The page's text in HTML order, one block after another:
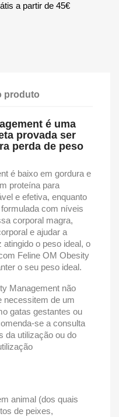
a partir de 45€
produto
é uma
provada ser
perda de peso
é baixo em gordura e
proteína para
e efetiva, enquanto
com níveis
corporal magra,
e ajudar a
o peso ideal, o
Feline OM Obesity
o seu peso ideal.
Management não
necessitem de um
gatas gestantes ou
se a consulta
da utilização ou do
animal (dos quais
de peixes,